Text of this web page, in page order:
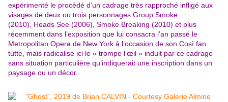
expérimenté le procédé d’un cadrage très rapproché infligé aux
visages de deux ou trois personnages Group Smoke
(2010), Heads See (2006), Smoke Breaking (2010) et plus
récemment dans l’exposition que lui consacra l’an passé le
Metropolitan Opera de New York à l’occasion de son Così fan
tutte, mais radicalise ici le « trompe l’œil » induit par ce cadrage
sans situation particulière qu’indiquerait une inscription dans un
paysage ou un décor.